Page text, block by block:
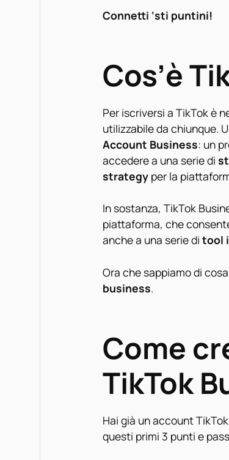
Connetti ‘sti puntini!
Cos’è
Per iscriversi a TikTok è
utilizzabile da chiunque.
Account Business: un
accedere a una serie di
strategyper la
In sostanza, TikTok
piattaforma, che
anche a una serie di tool
Ora che sappiamo di
business.
Come
TikTok
Hai già un account
questi primi 3 punti e